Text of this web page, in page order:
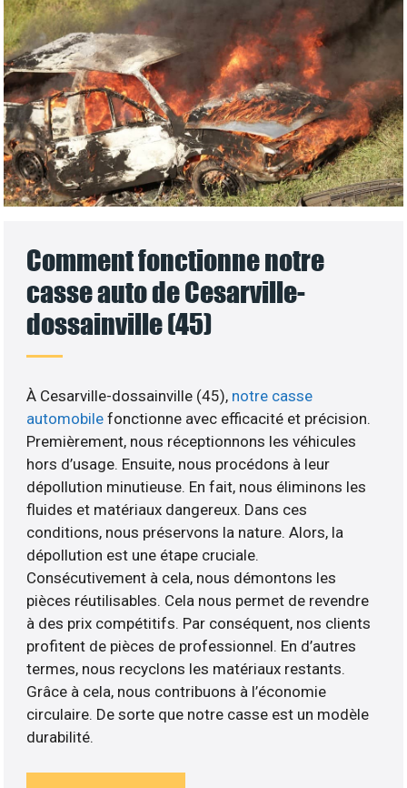
Comment fonctionne notre
casse auto de Cesarville-
dossainville (45)
À Cesarville-dossainville (45), notre casse
automobilefonctionne avec efficacité et précision.
Premièrement, nous réceptionnons les véhicules
hors d’usage. Ensuite, nous procédons à leur
dépollution minutieuse. En fait, nous éliminons les
fluides et matériaux dangereux. Dans ces
conditions, nous préservons la nature. Alors, la
dépollution est une étape cruciale.
Consécutivement à cela, nous démontons les
pièces réutilisables. Cela nous permet de revendre
à des prix compétitifs. Par conséquent, nos clients
profitent de pièces de professionnel. En d’autres
termes, nous recyclons les matériaux restants.
Grâce à cela, nous contribuons à l’économie
circulaire. De sorte que notre casse est un modèle
durabilité.